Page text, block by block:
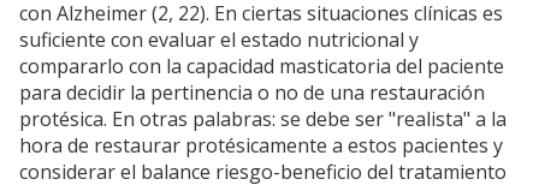
con Alzheimer (2, 22). En ciertas situaciones clínicas es
suficiente con evaluar el estado nutricional y
compararlo con la capacidad masticatoria del paciente
para decidir la pertinencia o no de una restauración
protésica. En otras palabras: se debe ser "realista" a la
hora de restaurar protésicamente a estos pacientes y
considerar el balance riesgo-beneficio del tratamiento